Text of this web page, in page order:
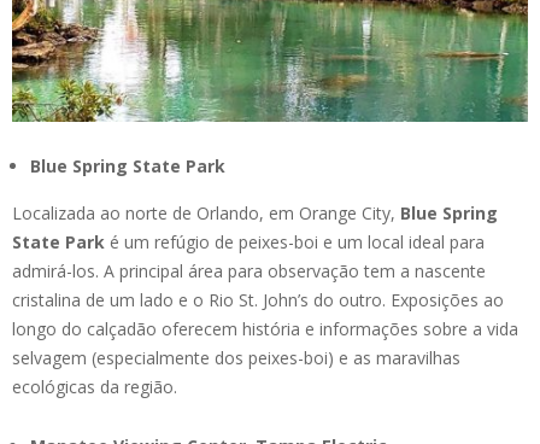
Blue Spring State Park
Localizada ao norte de Orlando, em Orange City, Blue Spring
State Park é um refúgio de peixes-boi e um local ideal para
admirá-los. A principal área para observação tem a nascente
cristalina de um lado e o Rio St. John’s do outro. Exposições ao
longo do calçadão oferecem história e informações sobre a vida
selvagem (especialmente dos peixes-boi) e as maravilhas
ecológicas da região.